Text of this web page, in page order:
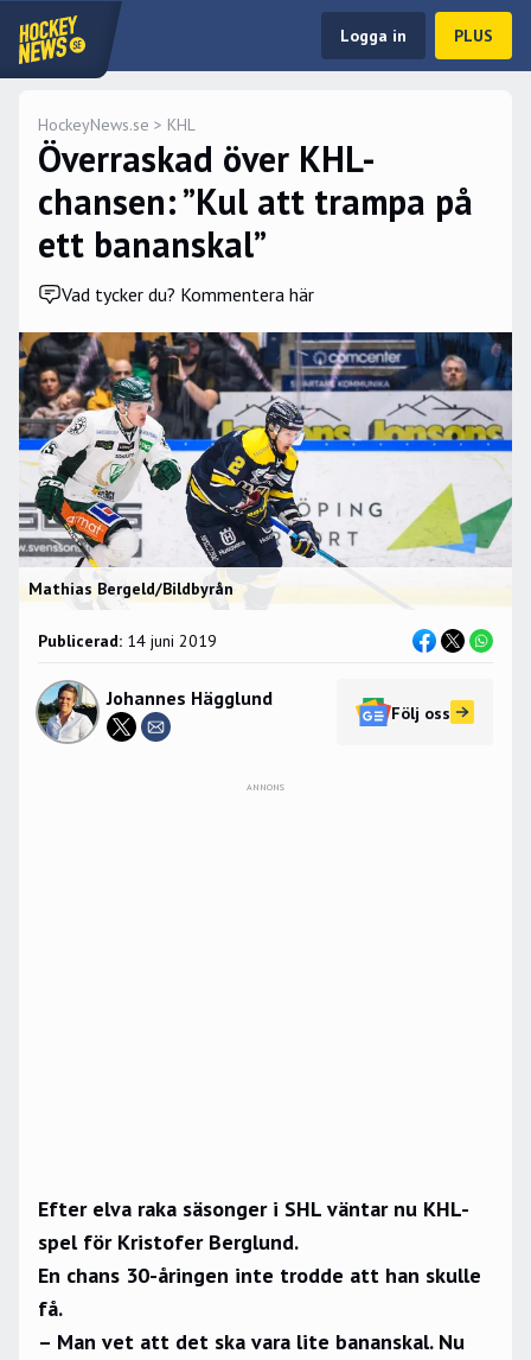
Logga in PLUS
HockeyNews.se > KHL
Överraskad över KHL-
chansen: ”Kul att trampa på
ett bananskal”
Vad tycker du? Kommentera här
Mathias Bergeld/Bildbyrån
Publicerad: 14 juni 2019
Johannes Hägglund
Följ oss
ANNONS
Efter elva raka säsonger i SHL väntar nu KHL-
spel för Kristofer Berglund.
En chans 30-åringen inte trodde att han skulle
få.
– Man vet att det ska vara lite bananskal. Nu